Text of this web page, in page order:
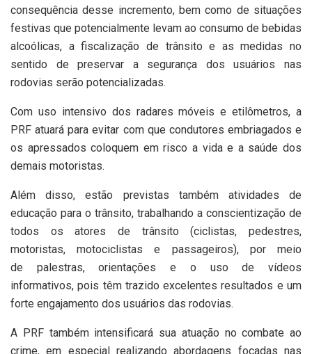
consequência desse incremento, bem como de situações
festivas que potencialmente levam ao consumo de bebidas
alcoólicas, a fiscalização de trânsito e as medidas no
sentido de preservar a segurança dos usuários nas
rodovias serão potencializadas.
Com uso intensivo dos radares móveis e etilômetros, a
PRF atuará para evitar com que condutores embriagados e
os apressados coloquem em risco a vida e a saúde dos
demais motoristas.
Além disso, estão previstas também atividades de
educação para o trânsito, trabalhando a conscientização de
todos os atores de trânsito (ciclistas, pedestres,
motoristas, motociclistas e passageiros), por meio
de palestras, orientações e o uso de vídeos
informativos, pois têm trazido excelentes resultados e um
forte engajamento dos usuários das rodovias.
A PRF também intensificará sua atuação no combate ao
crime, em especial realizando abordagens focadas nas